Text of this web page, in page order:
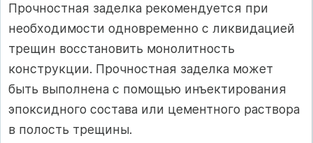
Прочностная заделка рекомендуется при
необходимости одновременно с ликвидацией
трещин восстановить монолитность
конструкции. Прочностная заделка может
быть выполнена с помощью инъектирования
эпоксидного состава или цементного раствора
в полость трещины.